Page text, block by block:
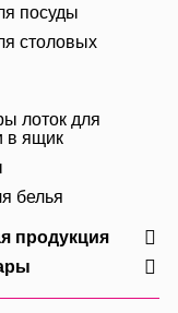
посуды
столовых
лоток для
в ящик
белья
продукция